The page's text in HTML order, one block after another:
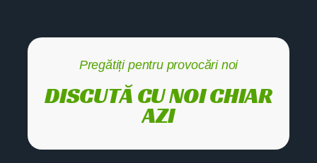
Pregătiți pentru provocări noi
DISCUTĂ CU NOI CHIAR
AZI